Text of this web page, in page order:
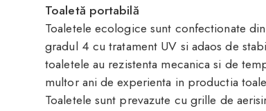
Toaletă portabilă
Toaletele ecologice sunt confectionate
gradul 4 cu tratament UV si adaos de
toaletele au rezistenta mecanica si de
multor ani de experienta in productia
Toaletele sunt prevazute cu grille de